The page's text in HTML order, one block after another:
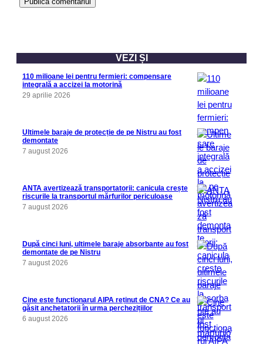
VEZI ȘI
110 milioane lei pentru fermieri: compensare
integrală a accizei la motorină
29 aprilie 2026
Ultimele baraje de protecție de pe Nistru au fost
demontate
7 august 2026
ANTA avertizează transportatorii: canicula crește
riscurile la transportul mărfurilor periculoase
7 august 2026
După cinci luni, ultimele baraje absorbante au fost
demontate de pe Nistru
7 august 2026
Cine este funcționarul AIPA reținut de CNA? Ce au
găsit anchetatorii în urma perchezițiilor
6 august 2026